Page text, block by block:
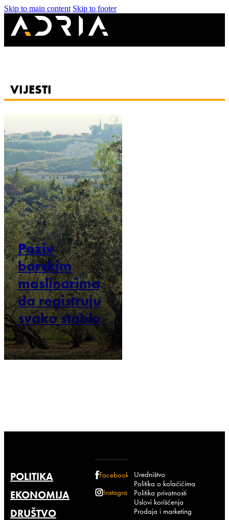
Skip to main content Skip to footer
VIJESTI
14-01-2026 18:50
Poziv
barskim
maslinarima
da registruju
svako stablo
POLITIKA
EKONOMIJA
DRUŠTVO
Facebook
Instagram
Uredništvo
Politika o kolačićima
Politika privatnosti
Uslovi korišćenja
Prodaja i marketing